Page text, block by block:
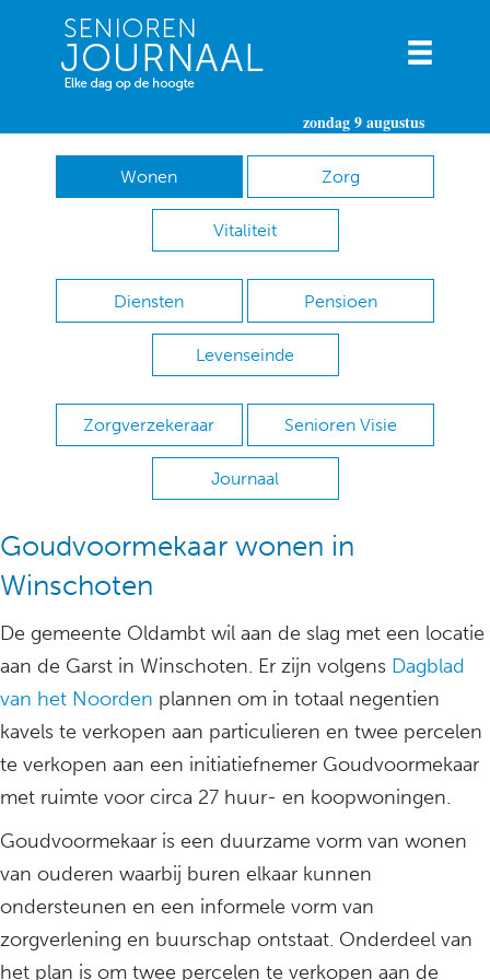
zondag 9 augustus
Wonen Zorg
Vitaliteit
Diensten Pensioen
Levenseinde
Zorgverzekeraar Senioren Visie
Journaal
Goudvoormekaar wonen in
Winschoten
De gemeente Oldambt wil aan de slag met een locatie
aan de Garst in Winschoten. Er zijn volgens Dagblad
van het Noorden plannen om in totaal negentien
kavels te verkopen aan particulieren en twee percelen
te verkopen aan een initiatiefnemer Goudvoormekaar
met ruimte voor circa 27 huur- en koopwoningen.
Goudvoormekaar is een duurzame vorm van wonen
van ouderen waarbij buren elkaar kunnen
ondersteunen en een informele vorm van
zorgverlening en buurschap ontstaat. Onderdeel van
het plan is om twee percelen te verkopen aan de